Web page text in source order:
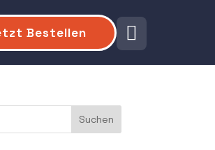
Bestellen 
Suchen